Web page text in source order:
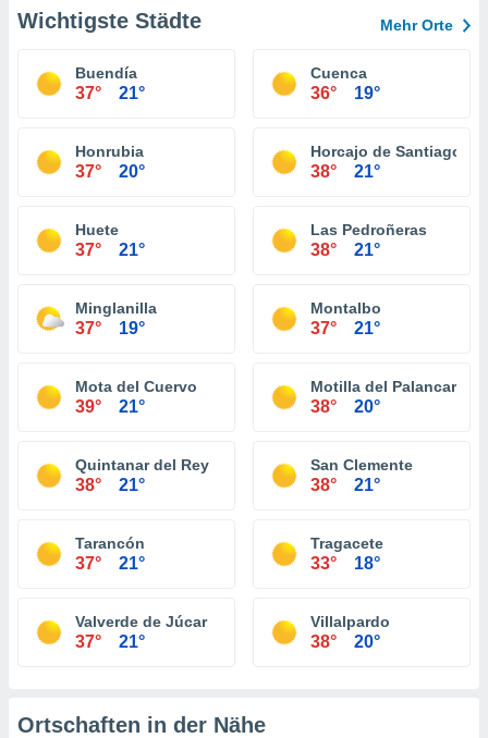
Wichtigste Städte Mehr Orte
Buendía
37° 21°
Cuenca
36° 19°
Honrubia
37° 20°
Horcajo de Santiago
38° 21°
Huete
37° 21°
Las Pedroñeras
38° 21°
Minglanilla
37° 19°
Montalbo
37° 21°
Mota del Cuervo
39° 21°
Motilla del Palancar
38° 20°
Quintanar del Rey
38° 21°
San Clemente
38° 21°
Tarancón
37° 21°
Tragacete
33° 18°
Valverde de Júcar
37° 21°
Villalpardo
38° 20°
Ortschaften in der Nähe